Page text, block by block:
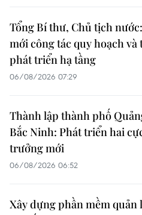
Tổng Bí thư, Chủ tịch
mới công tác quy hoạch và
phát triển hạ tầng
06/08/2026 07:29
Thành lập thành phố
Bắc Ninh: Phát triển hai
trưởng mới
06/08/2026 06:52
Xây dựng phần mềm quản